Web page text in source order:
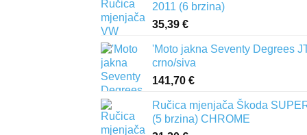
2011 (6 brzina)
35,39 €
'Moto jakna Seventy Degrees
crno/siva
141,70 €
Ručica mjenjača Škoda
(5 brzina) CHROME